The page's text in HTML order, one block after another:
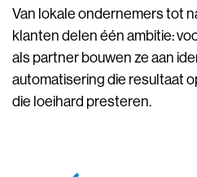
Van lokale ondernemers tot
klanten delen één ambitie:
als partner bouwen ze aan
automatisering die resultaat
die loeihard presteren.